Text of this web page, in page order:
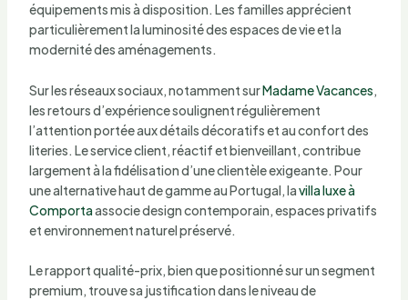
équipements mis à disposition. Les familles apprécient
particulièrement la luminosité des espaces de vie et la
modernité des aménagements.
Sur les réseaux sociaux, notamment surMadame Vacances,
les retours d’expérience soulignent régulièrement
l’attention portée aux détails décoratifs et au confort des
literies. Le service client, réactif et bienveillant, contribue
largement à la fidélisation d’une clientèle exigeante. Pour
une alternative haut de gamme au Portugal, lavilla luxe à
Comportaassocie design contemporain, espaces privatifs
et environnement naturel préservé.
Le rapport qualité-prix, bien que positionné sur un segment
premium, trouve sa justification dans le niveau de